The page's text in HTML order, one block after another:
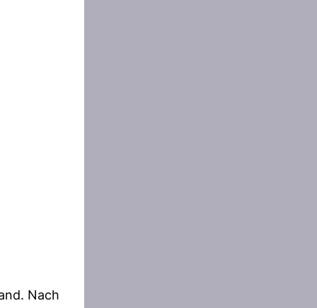
Nach